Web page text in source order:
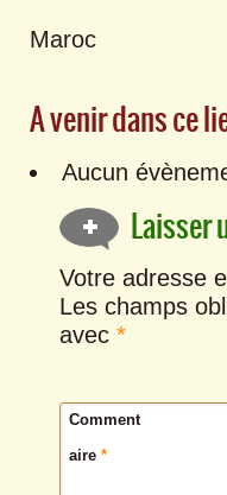
Maroc
A venir dans ce
Aucun
Laisser
Votre adresse
Les champs
avec *
Comment
aire *